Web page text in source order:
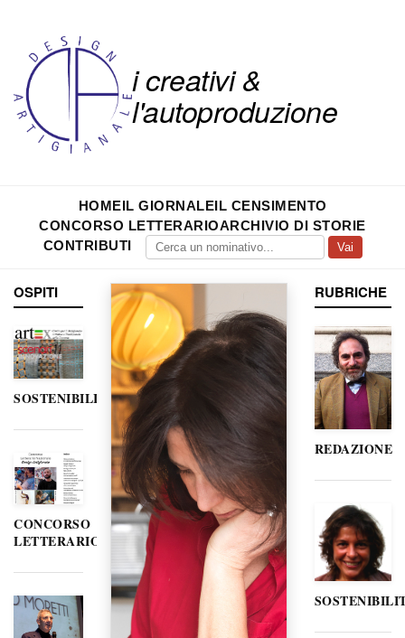
i creativi &
l'autoproduzione
HOMEIL GIORNALEIL CENSIMENTO
CONCORSO LETTERARIOARCHIVIO DI STORIE
CONTRIBUTI
Vai
OSPITI
SOSTENIBILITÀ
CONCORSO
LETTERARIO
RUBRICHE
REDAZIONE